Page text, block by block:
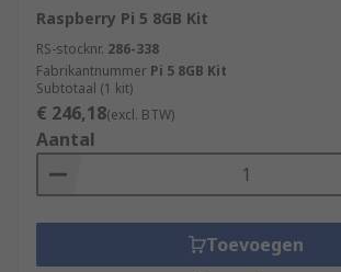
Raspberry Pi 5 8GB Kit
RS-stocknr. 286-338
Fabrikantnummer Pi 5 8GB Kit
Subtotaal (1 kit)
€ 246,18(excl. BTW)
Aantal
Toevoegen